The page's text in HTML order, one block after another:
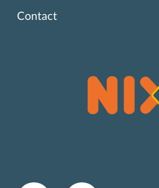
Contact